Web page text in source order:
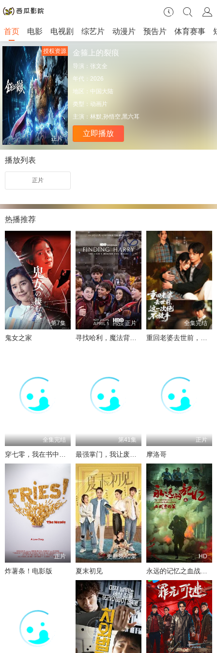
首页 电影 电视剧 综艺片 动漫片 预告片 体育赛事
正片
授权资源 金箍上的裂痕
导演： 张文全
年代： 2026
地区： 中国大陆
类型： 动画片
主演： 林默,孙悟空,黑六耳
立即播放
播放列表
正片
热播推荐
第7集
鬼女之家
正片
寻找哈利，魔法背后的匠心
全集完结
重回老婆去世前，这一次绝不放手
全集完结
穿七零，我在书中挺好的
第41集
最强掌门，我让废柴宗门碾压三界
正片
摩洛哥
正片
炸薯条！电影版
更新第40集
夏末初见
HD
永远的记忆之血战黎明前